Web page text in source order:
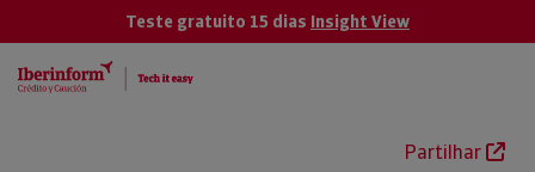
Teste gratuito 15 dias Insight View
Partilhar